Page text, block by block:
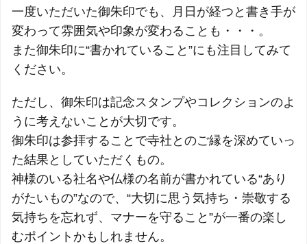
一度いただいた御朱印でも、月日が経つと書き手が
変わって雰囲気や印象が変わることも・・・。
また御朱印に“書かれていること”にも注目してみて
ください。
ただし、御朱印は記念スタンプやコレクションのよ
うに考えないことが大切です。
御朱印は参拝することで寺社とのご縁を深めていっ
た結果としていただくもの。
神様のいる社名や仏様の名前が書かれている“あり
がたいもの”なので、“大切に思う気持ち・崇敬する
気持ちを忘れず、マナーを守ること”が一番の楽し
むポイントかもしれません。